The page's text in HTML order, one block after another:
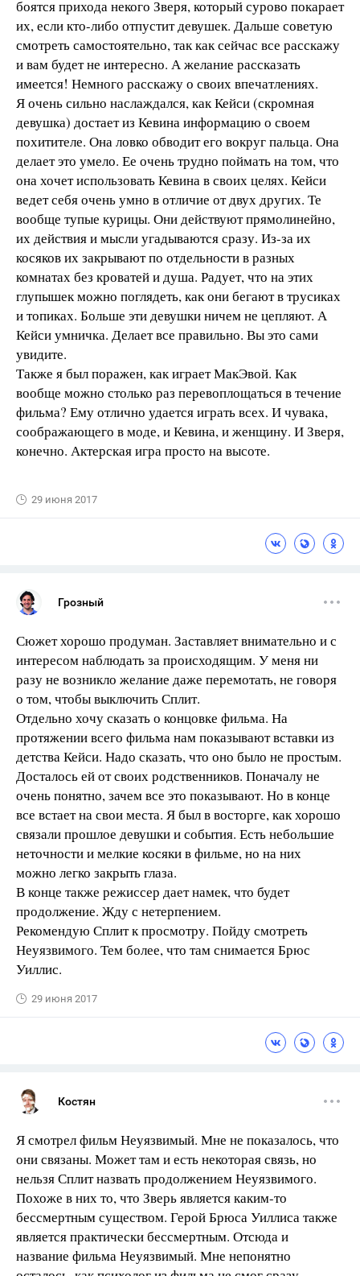
боятся прихода некого Зверя, который сурово покарает
их, если кто-либо отпустит девушек. Дальше советую
смотреть самостоятельно, так как сейчас все расскажу
и вам будет не интересно. А желание рассказать
имеется! Немного расскажу о своих впечатлениях.
Я очень сильно наслаждался, как Кейси (скромная
девушка) достает из Кевина информацию о своем
похитителе. Она ловко обводит его вокруг пальца. Она
делает это умело. Ее очень трудно поймать на том, что
она хочет использовать Кевина в своих целях. Кейси
ведет себя очень умно в отличие от двух других. Те
вообще тупые курицы. Они действуют прямолинейно,
их действия и мысли угадываются сразу. Из-за их
косяков их закрывают по отдельности в разных
комнатах без кроватей и душа. Радует, что на этих
глупышек можно поглядеть, как они бегают в трусиках
и топиках. Больше эти девушки ничем не цепляют. А
Кейси умничка. Делает все правильно. Вы это сами
увидите.
Также я был поражен, как играет МакЭвой. Как
вообще можно столько раз перевоплощаться в течение
фильма? Ему отлично удается играть всех. И чувака,
соображающего в моде, и Кевина, и женщину. И Зверя,
конечно. Актерская игра просто на высоте.
29 июня 2017
Грозный
Сюжет хорошо продуман. Заставляет внимательно и с
интересом наблюдать за происходящим. У меня ни
разу не возникло желание даже перемотать, не говоря
о том, чтобы выключить Сплит.
Отдельно хочу сказать о концовке фильма. На
протяжении всего фильма нам показывают вставки из
детства Кейси. Надо сказать, что оно было не простым.
Досталось ей от своих родственников. Поначалу не
очень понятно, зачем все это показывают. Но в конце
все встает на свои места. Я был в восторге, как хорошо
связали прошлое девушки и события. Есть небольшие
неточности и мелкие косяки в фильме, но на них
можно легко закрыть глаза.
В конце также режиссер дает намек, что будет
продолжение. Жду с нетерпением.
Рекомендую Сплит к просмотру. Пойду смотреть
Неуязвимого. Тем более, что там снимается Брюс
Уиллис.
29 июня 2017
Костян
Я смотрел фильм Неуязвимый. Мне не показалось, что
они связаны. Может там и есть некоторая связь, но
нельзя Сплит назвать продолжением Неуязвимого.
Похоже в них то, что Зверь является каким-то
бессмертным существом. Герой Брюса Уиллиса также
является практически бессмертным. Отсюда и
название фильма Неуязвимый. Мне непонятно